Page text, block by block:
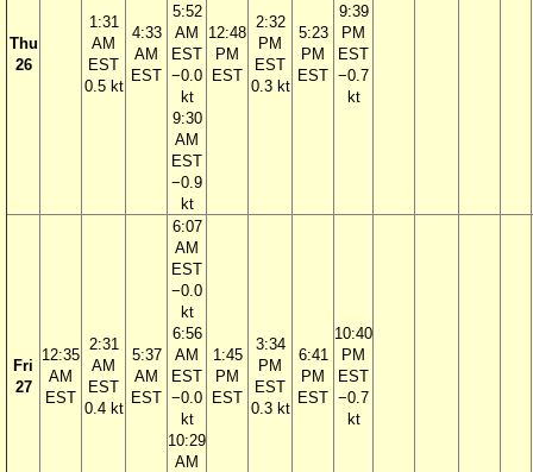
Thu
26
1:31
AM
EST
0.5 kt
4:33
AM
EST
5:52
AM
EST
−0.0
kt
9:30
AM
EST
−0.9
kt
12:48
PM
EST
2:32
PM
EST
0.3 kt
5:23
PM
EST
9:39
PM
EST
−0.7
kt
Fri
27
12:35
AM
EST
2:31
AM
EST
0.4 kt
5:37
AM
EST
6:07
AM
EST
−0.0
kt
6:56
AM
EST
−0.0
kt
10:29
AM
1:45
PM
EST
3:34
PM
EST
0.3 kt
6:41
PM
EST
10:40
PM
EST
−0.7
kt